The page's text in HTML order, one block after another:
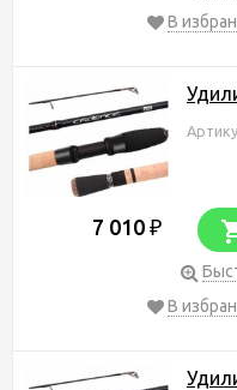
В
7 010 ₽
В